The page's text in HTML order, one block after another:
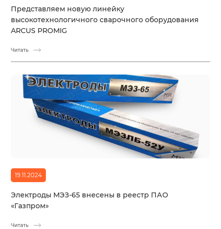
Представляем новую линейку
высокотехнологичного сварочного оборудования
ARCUS PROMIG
Читать
19.11.2024
Электроды МЭЗ-65 внесены в реестр ПАО
«Газпром»
Читать